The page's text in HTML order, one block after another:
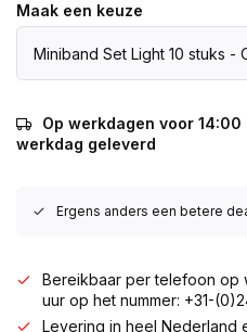
Maak een keuze
Miniband Set Light 10 stuks -
Op werkdagen voor
werkdag geleverd
Ergens anders een betere
Bereikbaar per telefoon op
uur op het nummer: +31-
Levering in heel Nederland